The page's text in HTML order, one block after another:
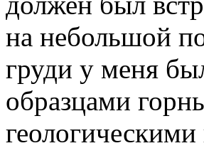
на небольшой
груди у меня
образцами